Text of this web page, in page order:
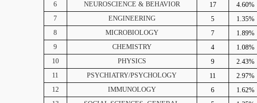
6
NEUROSCIENCE & BEHAVIOR 17 4.60%
7
ENGINEERING 5 1.35%
8
MICROBIOLOGY 7 1.89%
9
CHEMISTRY 4 1.08%
10
PHYSICS 9 2.43%
11
PSYCHIATRY/PSYCHOLOGY 11 2.97%
12
IMMUNOLOGY 6 1.62%